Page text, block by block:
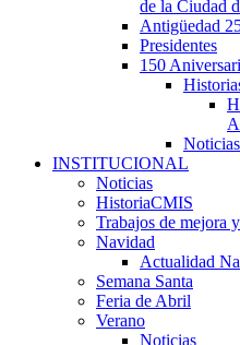
de la Ciudad
Antigüedad
Presidentes
150
Noticias
INSTITUCIONAL
Noticias
HistoriaCMIS
Trabajos de mejora
Navidad
Actualidad
Semana Santa
Feria de Abril
Verano
Noticias